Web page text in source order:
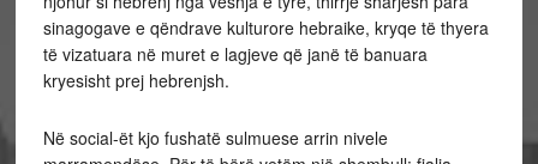
sinagogave e qëndrave kulturore hebraike, kryqe të thyera
të vizatuara në muret e lagjeve që janë të banuara
kryesisht prej hebrenjsh.
Në social-ët kjo fushatë sulmuese arrin nivele